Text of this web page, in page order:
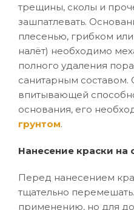
трещины, сколы и
зашпатлевать.
плесенью, грибком
налёт) необходимо
полного удаления
санитарным
впитывающей
основания, его
грунтом.
Нанесение краски на
Перед нанесением
тщательно
применению, но для